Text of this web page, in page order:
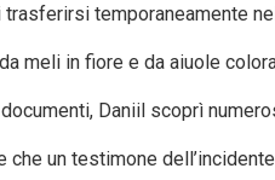
temporaneamente
meli in fiore e da aiuole
Daniil scoprì
che un testimone